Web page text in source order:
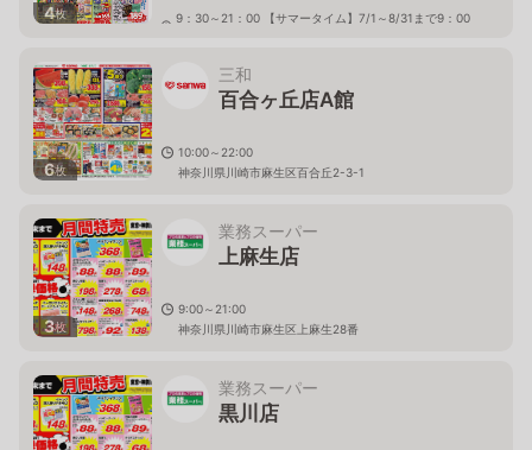
4枚
9：30～21：00 【サマータイム】7/1～8/31まで9：00
6枚
三和
百合ヶ丘店A館
10:00～22:00
神奈川県川崎市麻生区百合丘2-3-1
3枚
業務スーパー
上麻生店
9:00～21:00
神奈川県川崎市麻生区上麻生28番
業務スーパー
黒川店